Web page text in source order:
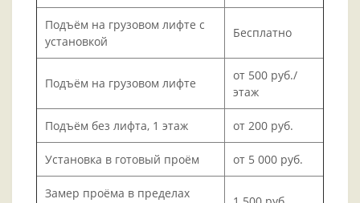
Подъём на грузовом лифте с
установкой
Бесплатно
Подъём на грузовом лифте
от 500 руб./
этаж
Подъём без лифта, 1 этаж от 200 руб.
Установка в готовый проём от 5 000 руб.
Замер проёма в пределах